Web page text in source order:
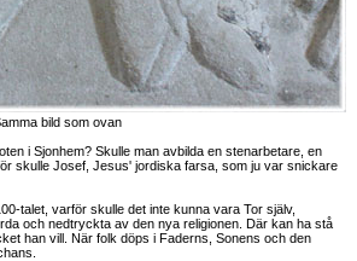
bild som ovan
i Sjonhem? Skulle man avbilda en stenarbetare, en
skulle Josef, Jesus' jordiska farsa, som ju var snickare
talet, varför skulle det inte kunna vara Tor själv,
och nedtryckta av den nya religionen. Där kan ha stå
han vill. När folk döps i Faderns, Sonens och den